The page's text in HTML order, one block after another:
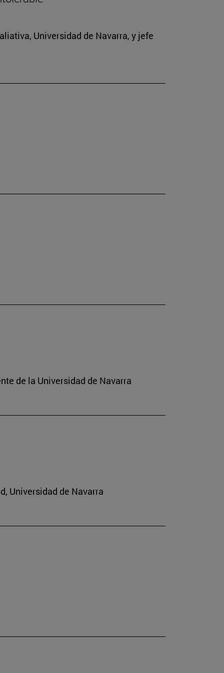
Universidad de Navarra, y jefe
de la Universidad de Navarra
Universidad de Navarra